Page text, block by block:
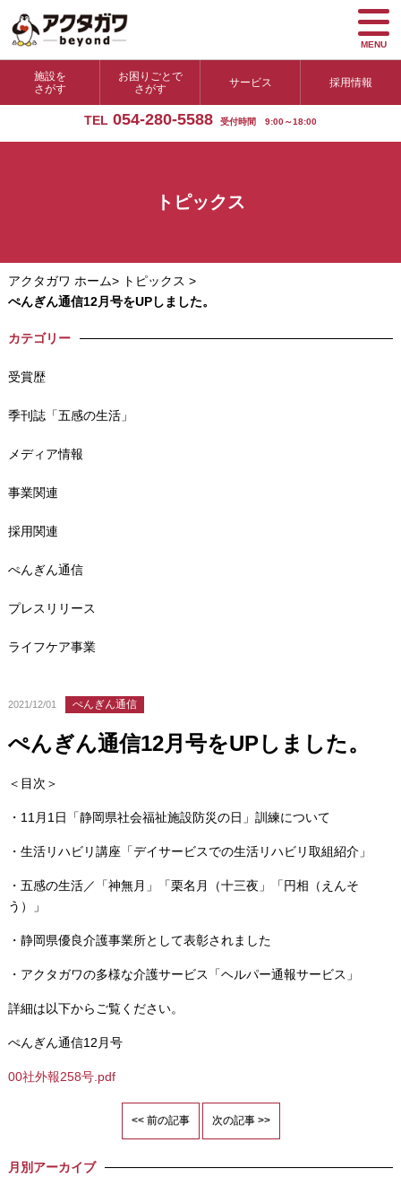
施設を
さがす
お困りごとで
さがす
サービス 採用情報
TEL 054-280-5588 受付時間 9:00～18:00
MENU
トピックス
アクタガワ ホーム> トピックス >
ぺんぎん通信12月号をUPしました。
カテゴリー
受賞歴
季刊誌「五感の生活」
メディア情報
事業関連
採用関連
ぺんぎん通信
プレスリリース
ライフケア事業
2021/12/01 ぺんぎん通信
ぺんぎん通信12月号をUPしました。
＜目次＞
・11月1日「静岡県社会福祉施設防災の日」訓練について
・生活リハビリ講座「デイサービスでの生活リハビリ取組紹介」
・五感の生活／「神無月」「栗名月（十三夜」「円相（えんそ
う）」
・静岡県優良介護事業所として表彰されました
・アクタガワの多様な介護サービス「ヘルパー通報サービス」
詳細は以下からご覧ください。
ぺんぎん通信12月号
00社外報258号.pdf
<< 前の記事 次の記事 >>
月別アーカイブ